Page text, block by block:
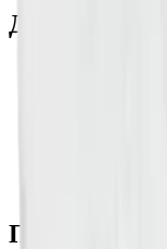
Для кого
полировкой и
Работники